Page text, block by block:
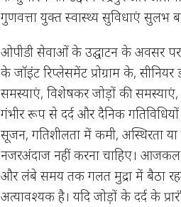
गुणवत्ता युक्त स्वास्थ्य सुविधाएं सुलभ
ओपीडी सेवाओं के उद्घाटन के अवसर
के जॉइंट रिप्लेसमेंट प्रोग्राम के,
समस्याएं, विशेषकर जोड़ों की
गंभीर रूप से दर्द और दैनिक
सूजन, गतिशीलता में कमी, अस्थिरता
नजरअंदाज नहीं करना चाहिए। आजकल
और लंबे समय तक गलत मुद्रा में बैठा
अत्यावश्यक है। यदि जोड़ों के दर्द के